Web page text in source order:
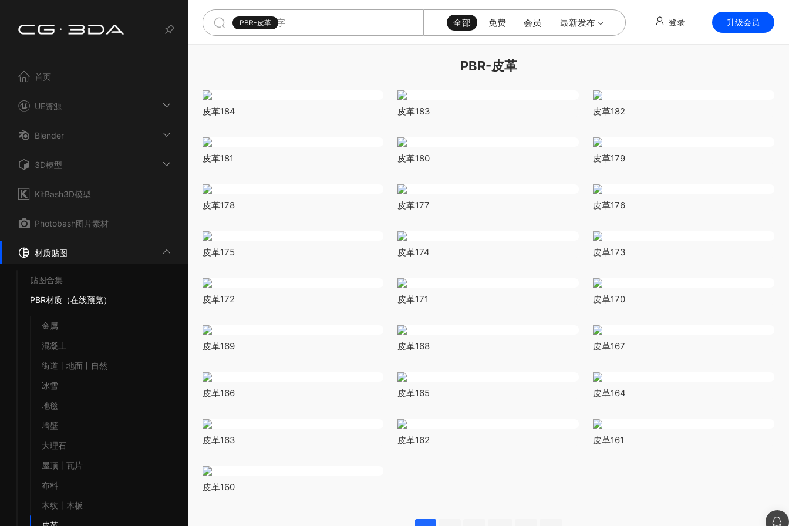
PBR-皮革 全部 免费 会员 最新发布 登录 升级会员
首页
UE资源
Blender
3D模型
KitBash3D模型
Photobash图片素材
材质贴图
贴图合集
PBR材质（在线预览）
金属
混凝土
街道丨地面丨自然
冰雪
地毯
墙壁
大理石
屋顶丨瓦片
布料
木纹丨木板
PBR-皮革
皮革184 皮革183 皮革182
皮革181 皮革180 皮革179
皮革178 皮革177 皮革176
皮革175 皮革174 皮革173
皮革172 皮革171 皮革170
皮革169 皮革168 皮革167
皮革166 皮革165 皮革164
皮革163 皮革162 皮革161
皮革160